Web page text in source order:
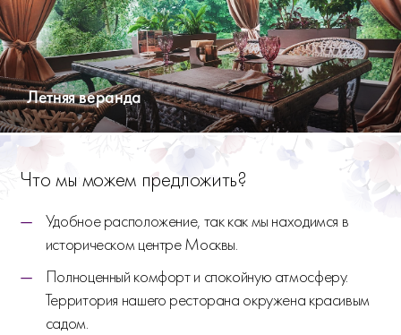
Летняя веранда
Что мы можем предложить?
Удобное расположение, так как мы находимся в
историческом центре Москвы.
Полноценный комфорт и спокойную атмосферу.
Территория нашего ресторана окружена красивым
садом.